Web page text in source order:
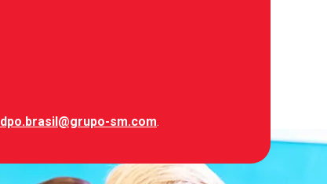
dpo.brasil@grupo-sm.com.